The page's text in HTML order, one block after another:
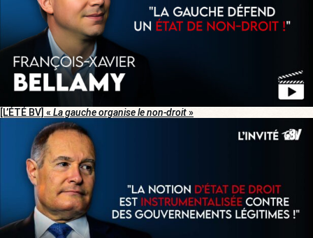
[L’ÉTÉ BV] « La gauche organise le non-droit»